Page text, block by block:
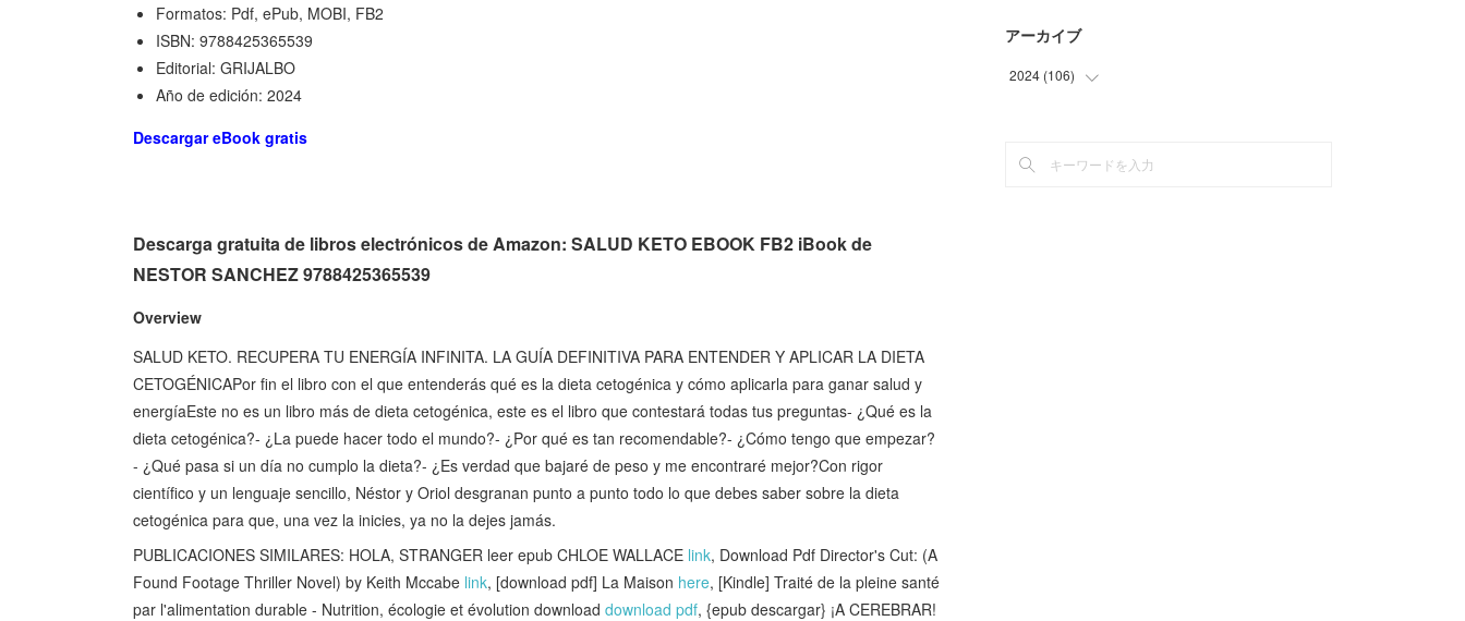
Formatos: Pdf, ePub, MOBI, FB2
ISBN: 9788425365539
Editorial: GRIJALBO
Año de edición: 2024
Descargar eBook gratis
Descarga gratuita de libros electrónicos de Amazon: SALUD KETO EBOOK FB2 iBook de
NESTOR SANCHEZ 9788425365539
Overview
SALUD KETO. RECUPERA TU ENERGÍA INFINITA. LA GUÍA DEFINITIVA PARA ENTENDER Y APLICAR LA DIETA
CETOGÉNICAPor fin el libro con el que entenderás qué es la dieta cetogénica y cómo aplicarla para ganar salud y
energíaEste no es un libro más de dieta cetogénica, este es el libro que contestará todas tus preguntas- ¿Qué es la
dieta cetogénica?- ¿La puede hacer todo el mundo?- ¿Por qué es tan recomendable?- ¿Cómo tengo que empezar?
- ¿Qué pasa si un día no cumplo la dieta?- ¿Es verdad que bajaré de peso y me encontraré mejor?Con rigor
científico y un lenguaje sencillo, Néstor y Oriol desgranan punto a punto todo lo que debes saber sobre la dieta
cetogénica para que, una vez la inicies, ya no la dejes jamás.
PUBLICACIONES SIMILARES: HOLA, STRANGER leer epub CHLOE WALLACE link, Download Pdf Director's Cut: (A
Found Footage Thriller Novel) by Keith Mccabe link, [download pdf] La Maison here, [Kindle] Traité de la pleine santé
par l'alimentation durable - Nutrition, écologie et évolution download download pdf, {epub descargar} ¡A CEREBRAR!
アーカイブ
2024 (106)